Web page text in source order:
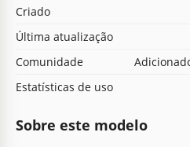
Criado
Última atualização
Comunidade
Estatísticas de uso
Sobre este modelo